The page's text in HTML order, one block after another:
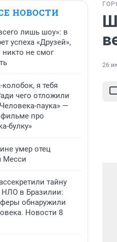
НОВОСТИ
лишь шоу»: в
успеха «Друзей»,
не смог
я тебя
чего отложили
паука» —
про
булку»
умер отец
Месси
тайну
НЛО в Бразилии:
обнаружили
Новости 8
26